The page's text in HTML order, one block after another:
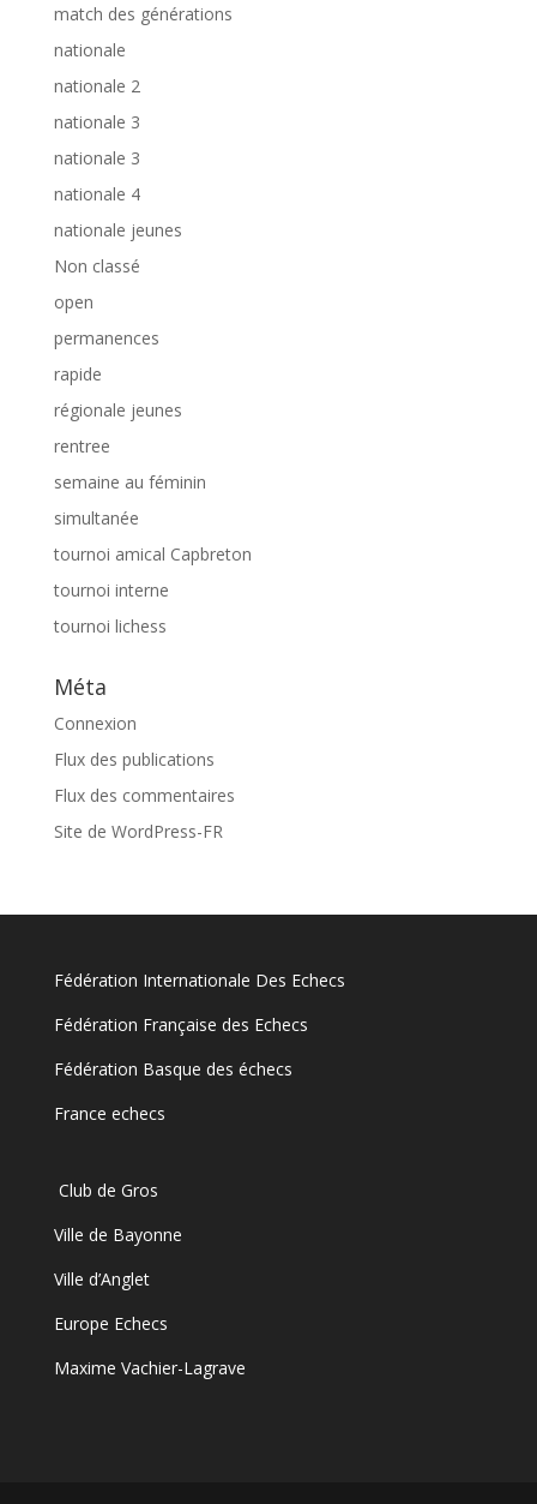
match des générations
nationale
nationale 2
nationale 3
nationale 3
nationale 4
nationale jeunes
Non classé
open
permanences
rapide
régionale jeunes
rentree
semaine au féminin
simultanée
tournoi amical Capbreton
tournoi interne
tournoi lichess
Méta
Connexion
Flux des publications
Flux des commentaires
Site de WordPress-FR
Fédération Internationale Des Echecs
Fédération Française des Echecs
Fédération Basque des échecs
France echecs
Club de Gros
Ville de Bayonne
Ville d’Anglet
Europe Echecs
Maxime Vachier-Lagrave